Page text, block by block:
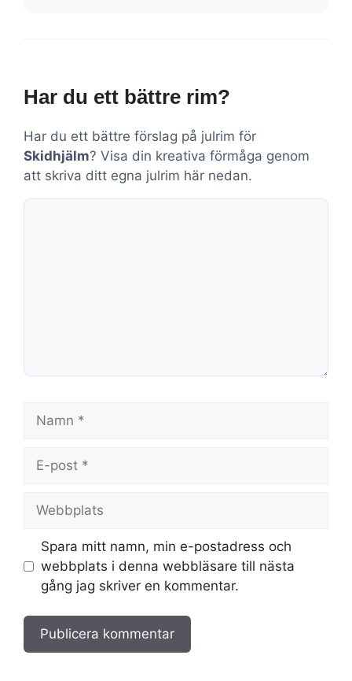
Har du ett bättre rim?
Har du ett bättre förslag på julrim för
Skidhjälm? Visa din kreativa förmåga genom
att skriva ditt egna julrim här nedan.
Kommentar
post
Spara mitt namn, min e-postadress och
webbplats i denna webbläsare till nästa
gång jag skriver en kommentar.